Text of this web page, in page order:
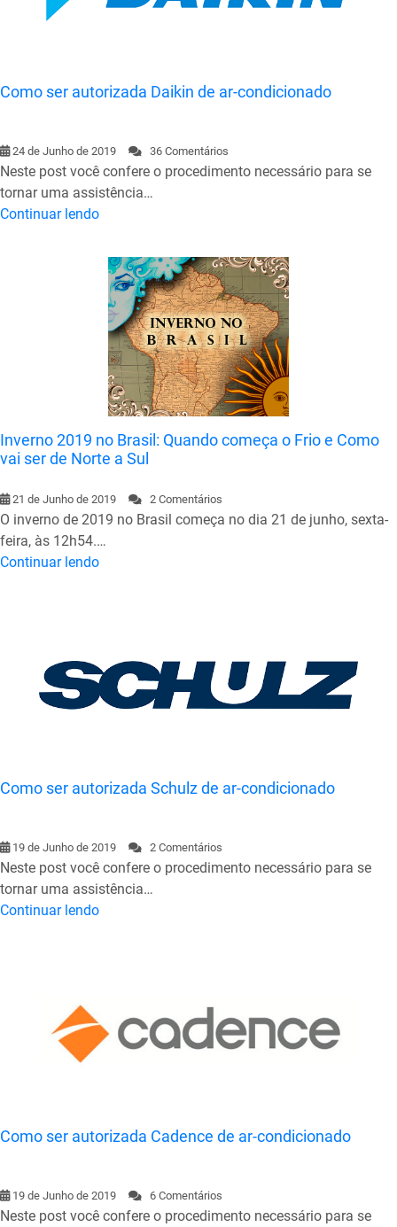
Como ser autorizada Daikin de ar-condicionado
24 de Junho de 2019 36 Comentários
Neste post você confere o procedimento necessário para se
tornar uma assistência…
Continuar lendo
Inverno 2019 no Brasil: Quando começa o Frio e Como
vai ser de Norte a Sul
21 de Junho de 2019 2 Comentários
O inverno de 2019 no Brasil começa no dia 21 de junho, sexta-
feira, às 12h54.…
Continuar lendo
Como ser autorizada Schulz de ar-condicionado
19 de Junho de 2019 2 Comentários
Neste post você confere o procedimento necessário para se
tornar uma assistência…
Continuar lendo
Como ser autorizada Cadence de ar-condicionado
19 de Junho de 2019 6 Comentários
Neste post você confere o procedimento necessário para se